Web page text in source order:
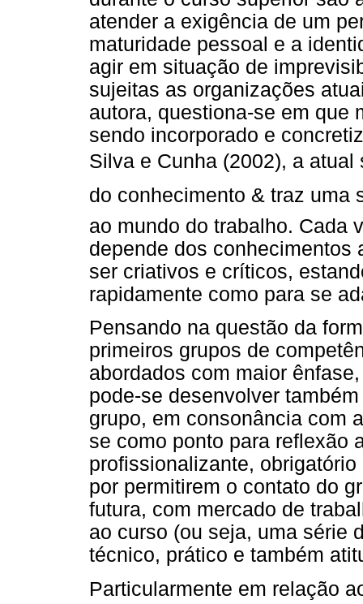
atender a exigência de um
maturidade pessoal e a
agir em situação de
sujeitas as organizações
autora, questiona-se em que
sendo incorporado e
Silva e Cunha (2002), a atual
do conhecimento & traz
ao mundo do trabalho. Cada
depende dos conhecimentos
ser criativos e críticos,
rapidamente como para se
Pensando na questão da
primeiros grupos de
abordados com maior
pode-se desenvolver
grupo, em consonância com
se como ponto para reflexão
profissionalizante,
por permitirem o contato do
futura, com mercado de
ao curso (ou seja, uma série
técnico, prático e também
Particularmente em relação